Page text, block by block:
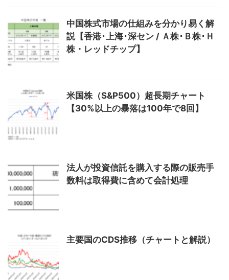
中国株式市場の仕組みを分かり易く解
説【香港･上海･深セン / Ａ株･Ｂ株･Ｈ
株・レッドチップ】
米国株（S&P500）超長期チャート
【30%以上の暴落は100年で8回】
法人が投資信託を購入する際の販売手
数料は取得費に含めて会計処理
主要国のCDS推移（チャートと解説）